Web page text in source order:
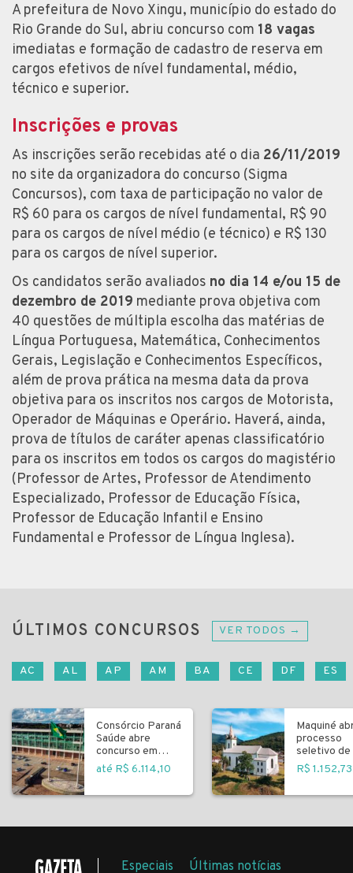
A prefeitura de Novo Xingu, município do estado do
Rio Grande do Sul, abriu concurso com 18 vagas
imediatas e formação de cadastro de reserva em
cargos efetivos de nível fundamental, médio,
técnico e superior.
Inscrições e provas
As inscrições serão recebidas até o dia 26/11/2019
no site da organizadora do concurso (Sigma
Concursos), com taxa de participação no valor de
R$ 60 para os cargos de nível fundamental, R$ 90
para os cargos de nível médio (e técnico) e R$ 130
para os cargos de nível superior.
Os candidatos serão avaliados no dia 14 e/ou 15 de
dezembro de 2019 mediante prova objetiva com
40 questões de múltipla escolha das matérias de
Língua Portuguesa, Matemática, Conhecimentos
Gerais, Legislação e Conhecimentos Específicos,
além de prova prática na mesma data da prova
objetiva para os inscritos nos cargos de Motorista,
Operador de Máquinas e Operário. Haverá, ainda,
prova de títulos de caráter apenas classificatório
para os inscritos em todos os cargos do magistério
(Professor de Artes, Professor de Atendimento
Especializado, Professor de Educação Física,
Professor de Educação Infantil e Ensino
Fundamental e Professor de Língua Inglesa).
ÚLTIMOS CONCURSOS VER TODOS →
AC AL AP AM BA CE DF ES
Consórcio Paraná
Saúde abre
concurso em
Curitiba
até R$ 6.114,10
Maquiné
processo
seletivo de
R$ 1.152,73
Especiais Últimas notícias